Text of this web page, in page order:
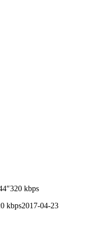
320 kbps
kbps2017-04-23